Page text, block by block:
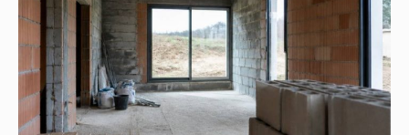
e
u
r
c
a